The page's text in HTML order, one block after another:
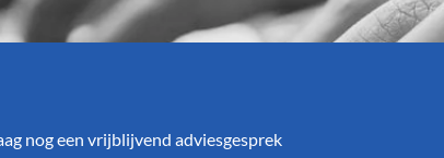
nog een vrijblijvend adviesgesprek